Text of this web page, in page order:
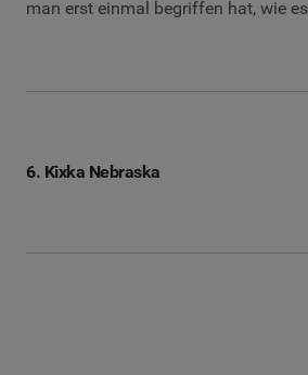
man erst einmal begriffen hat, wie
6. Kixka Nebraska